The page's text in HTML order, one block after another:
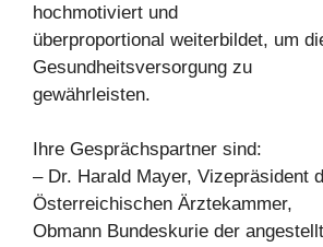
hochmotiviert und
überproportional weiterbildet, um
Gesundheitsversorgung zu
gewährleisten.
Ihre Gesprächspartner sind:
– Dr. Harald Mayer, Vizepräsident
Österreichischen Ärztekammer,
Obmann Bundeskurie der